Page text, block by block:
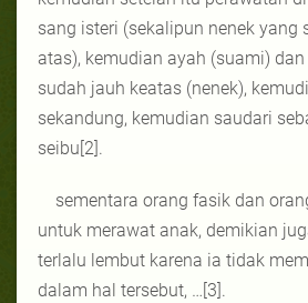
sang isteri (sekalipun nenek yang
atas), kemudian ayah (suami)
sudah jauh keatas (nenek),
sekandung, kemudian saudari
seibu[2].
sementara orang fasik dan
untuk merawat anak, demikian
terlalu lembut karena ia tidak
dalam hal tersebut, …[3].